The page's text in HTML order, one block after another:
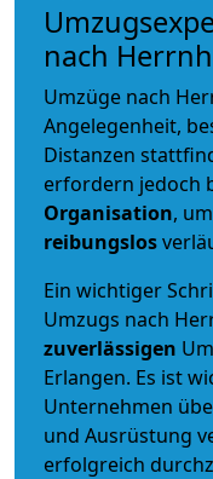
nach
Umzüge nach
Angelegenheit,
Distanzen
erfordern jedoch
Organisation,
reibungslos
Ein wichtiger
Umzugs nach
zuverlässigen
Erlangen. Es ist
Unternehmen
und Ausrüstung
erfolgreich